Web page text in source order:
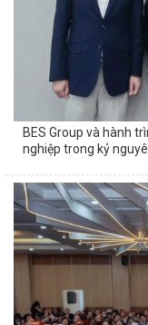
BES Group và hành
nghiệp trong kỷ